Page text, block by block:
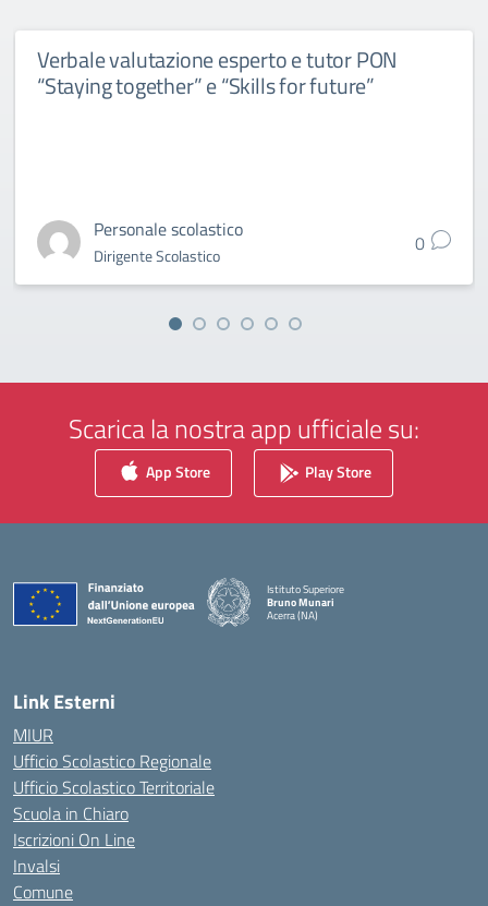
Verbale valutazione esperto e tutor PON
“Staying together” e “Skills for future”
Personale scolastico
Dirigente Scolastico 0
Scarica la nostra app ufficiale su:
App Store Play Store
Istituto Superiore
Bruno Munari
Acerra (NA)
Link Esterni
MIUR
Ufficio Scolastico Regionale
Ufficio Scolastico Territoriale
Scuola in Chiaro
Iscrizioni On Line
Invalsi
Comune